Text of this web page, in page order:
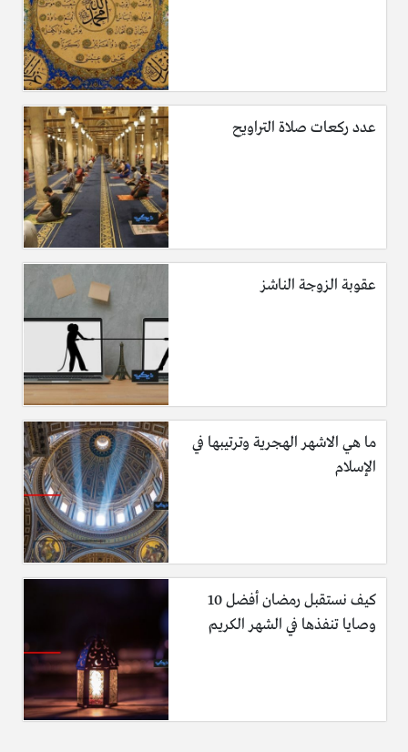
عدد ركعات صلاة التراويح
عقوبة الزوجة الناشز
ما هي الاشهر الهجرية وترتيبها في
الإسلام
كيف نستقبل رمضان أفضل 10
وصايا تنفذها في الشهر الكريم